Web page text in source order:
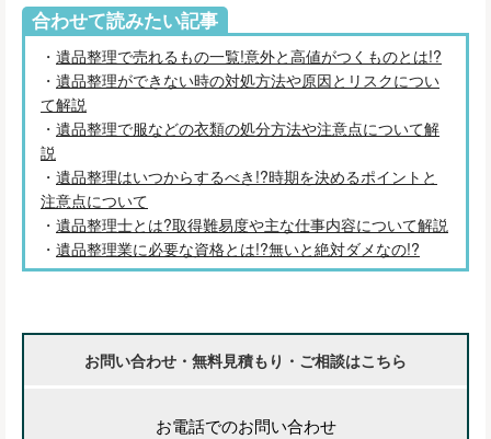
合わせて読みたい記事
・ 遺品整理で売れるもの一覧!意外と高値がつくものとは!?
・ 遺品整理ができない時の対処方法や原因とリスクについ
て解説
・ 遺品整理で服などの衣類の処分方法や注意点について解
説
・ 遺品整理はいつからするべき!?時期を決めるポイントと
注意点について
・ 遺品整理士とは?取得難易度や主な仕事内容について解説
・ 遺品整理業に必要な資格とは!?無いと絶対ダメなの!?
お問い合わせ・無料見積もり・ご相談はこちら
お電話でのお問い合わせ